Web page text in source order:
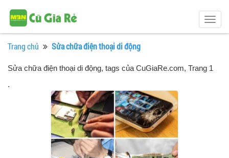
Trang chủ Sửa chữa điện thoại di động
Sửa chữa điện thoại di động, tags của CuGiaRe.com, Trang 1
.